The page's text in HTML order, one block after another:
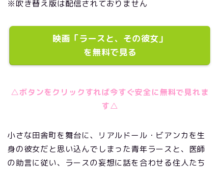
※吹き替え版は配信されておりません
映画「ラースと、その彼女」
を無料で見る
△ボタンをクリックすれば今すぐ安全に無料で見れま
す△
小さな田舎町を舞台に、リアルドール・ビアンカを生
身の彼女だと思い込んでしまった青年ラースと、医師
の助言に従い、ラースの妄想に話を合わせる住人たち